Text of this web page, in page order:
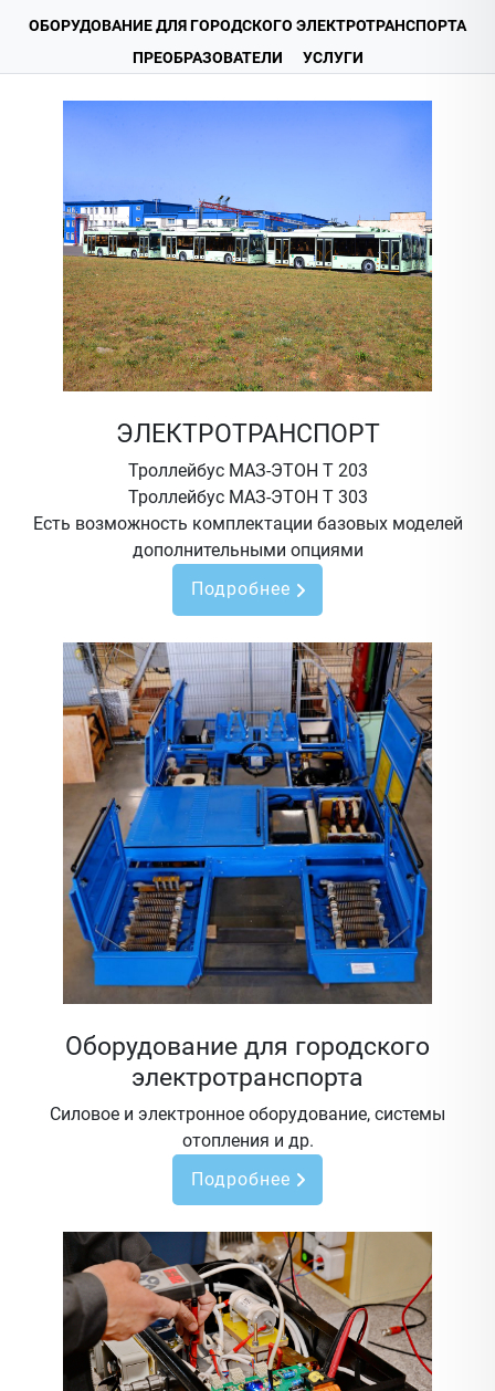
ОБОРУДОВАНИЕ ДЛЯ ГОРОДСКОГО ЭЛЕКТРОТРАНСПОРТА
ПРЕОБРАЗОВАТЕЛИ
УСЛУГИ
ЭЛЕКТРОТРАНСПОРТ
Троллейбус МАЗ-ЭТОН Т 203
Троллейбус МАЗ-ЭТОН Т 303
Есть возможность комплектации базовых моделей
дополнительными опциями
Подробнее
Оборудование для городского
электротранспорта
Силовое и электронное оборудование, системы
отопления и др.
Подробнее